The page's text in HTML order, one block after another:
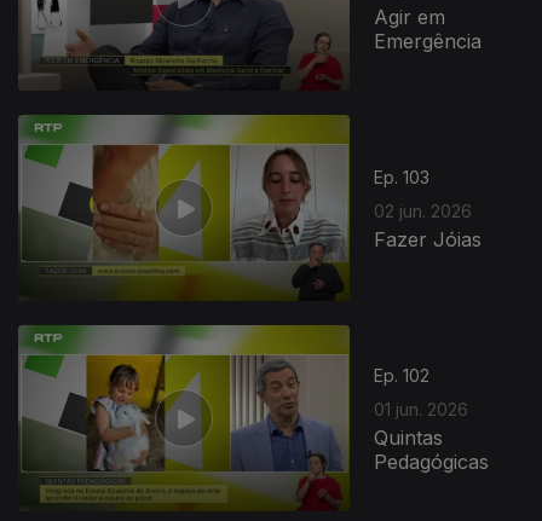
Agir em
Emergência
Ep. 103
02 jun. 2026
Fazer Jóias
Ep. 102
01 jun. 2026
Quintas
Pedagógicas